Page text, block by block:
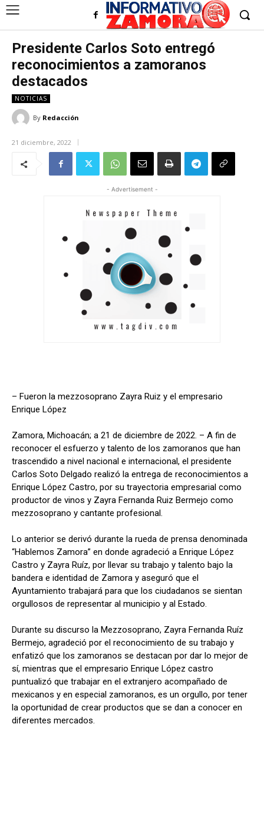
Presidente Carlos Soto entregó
reconocimientos a zamoranos
destacados
NOTICIAS
By Redacción
21 diciembre, 2022
- Advertisement -
– Fueron la mezzosoprano Zayra Ruiz y el empresario
Enrique López
Zamora, Michoacán; a 21 de diciembre de 2022. – A fin de
reconocer el esfuerzo y talento de los zamoranos que han
trascendido a nivel nacional e internacional, el presidente
Carlos Soto Delgado realizó la entrega de reconocimientos a
Enrique López Castro, por su trayectoria empresarial como
productor de vinos y Zayra Fernanda Ruiz Bermejo como
mezzosoprano y cantante profesional.
Lo anterior se derivó durante la rueda de prensa denominada
“Hablemos Zamora” en donde agradeció a Enrique López
Castro y Zayra Ruíz, por llevar su trabajo y talento bajo la
bandera e identidad de Zamora y aseguró que el
Ayuntamiento trabajará para que los ciudadanos se sientan
orgullosos de representar al municipio y al Estado.
Durante su discurso la Mezzosoprano, Zayra Fernanda Ruíz
Bermejo, agradeció por el reconocimiento de su trabajo y
enfatizó que los zamoranos se destacan por dar lo mejor de
sí, mientras que el empresario Enrique López castro
puntualizó que trabajar en el extranjero acompañado de
mexicanos y en especial zamoranos, es un orgullo, por tener
la oportunidad de crear productos que se dan a conocer en
diferentes mercados.